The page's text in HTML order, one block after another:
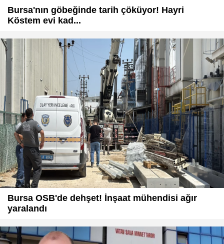
Bursa'nın göbeğinde tarih çöküyor! Hayri
Köstem evi kad...
Bursa OSB'de dehşet! İnşaat mühendisi ağır
yaralandı